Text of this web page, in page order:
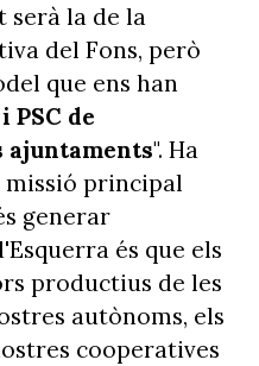
serà la de la
del Fons, però
que ens han
PSC de
". Ha
missió principal
generar
és que els
productius de les
autònoms, els
cooperatives